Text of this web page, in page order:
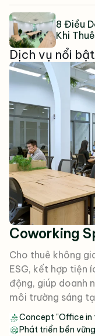
8 Điều
Khi
Dịch vụ nổi bật
Coworking
Cho thuê không
ESG, kết hợp tiện
động, giúp doanh
môi trường sáng
Concept "Office in
Phát triển bền